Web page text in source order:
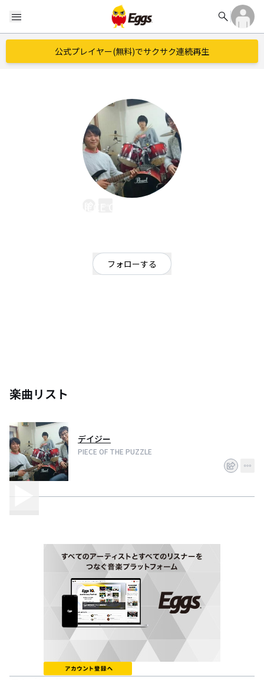
menu search
公式プレイヤー(無料)でサクサク連続再生
フォローする
楽曲リスト
デイジー
PIECE OF THE PUZZLE